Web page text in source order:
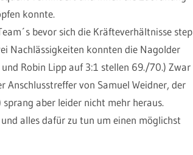
konnte.
bevor sich die Kräfteverhältnisse step
Nachlässigkeiten konnten die Nagolder
Robin Lipp auf 3:1 stellen 69./70.) Zwar
Anschlusstreffer von Samuel Weidner, der
aber leider nicht mehr heraus.
alles dafür zu tun um einen möglichst